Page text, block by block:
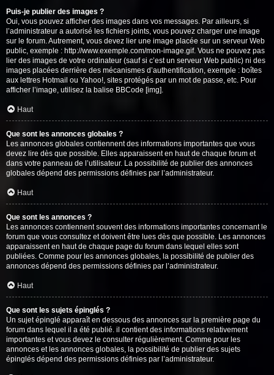
Puis-je publier des images ?
Oui, vous pouvez afficher des images dans vos messages. Par ailleurs, si
l’administrateur a autorisé les fichiers joints, vous pouvez charger une image
sur le forum. Autrement, vous devez lier une image placée sur un serveur Web
public, exemple : http://www.exemple.com/mon-image.gif. Vous ne pouvez pas
lier des images de votre ordinateur (sauf si c’est un serveur Web public) ni des
images placées derrière des mécanismes d’authentification, exemple : boîtes
aux lettres Hotmail ou Yahoo!, sites protégés par un mot de passe, etc. Pour
afficher l’image, utilisez la balise BBCode [img].
Haut
Que sont les annonces globales ?
Les annonces globales contiennent des informations importantes que vous
devez lire dès que possible. Elles apparaissent en haut de chaque forum et
dans votre panneau de l’utilisateur. La possibilité de publier des annonces
globales dépend des permissions définies par l’administrateur.
Haut
Que sont les annonces ?
Les annonces contiennent souvent des informations importantes concernant le
forum que vous consultez et doivent être lues dès que possible. Les annonces
apparaissent en haut de chaque page du forum dans lequel elles sont
publiées. Comme pour les annonces globales, la possibilité de publier des
annonces dépend des permissions définies par l’administrateur.
Haut
Que sont les sujets épinglés ?
Un sujet épinglé apparaît en dessous des annonces sur la première page du
forum dans lequel il a été publié. il contient des informations relativement
importantes et vous devez le consulter régulièrement. Comme pour les
annonces et les annonces globales, la possibilité de publier des sujets
épinglés dépend des permissions définies par l’administrateur.